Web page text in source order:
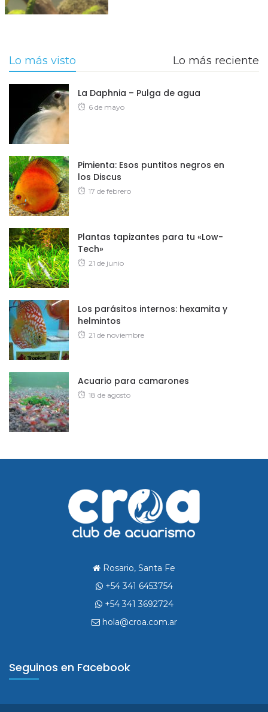
Lo más visto Lo más reciente
La Daphnia – Pulga de agua
Posted
6 de mayo
Pimienta: Esos puntitos negros en
los Discus
Posted
17 de febrero
Plantas tapizantes para tu «Low-
Tech»
Posted
21 de junio
Los parásitos internos: hexamita y
helmintos
Posted
21 de noviembre
Acuario para camarones
Posted
18 de agosto
Rosario, Santa Fe
+54 341 6453754
+54 341 3692724
hola@croa.com.ar
Seguinos en Facebook